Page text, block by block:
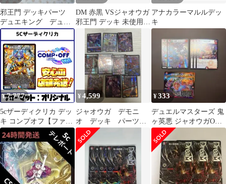
邪王門 デッキパーツ
デュエキング デュエ
ルマスターズ ジャオ
ウガ
DM 赤黒 VSジャオウガ
邪王門 デッキ 未使用
セット メルカリ便
アナカラーマルルデッ
キ
¥7,777
5cザーディクリカ デッ
キ コンプオフ【ファボ
DM1160】
¥4,599
ジャオウガ デモニ
オ デッキ パーツ
まとめ売り
¥333
デュエルマスターズ 鬼
ヶ英悪 ジャオウガOG
他セット